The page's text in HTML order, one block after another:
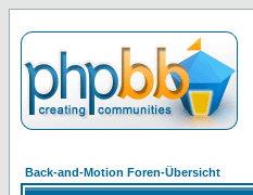
Back-and-Motion Foren-Übersicht